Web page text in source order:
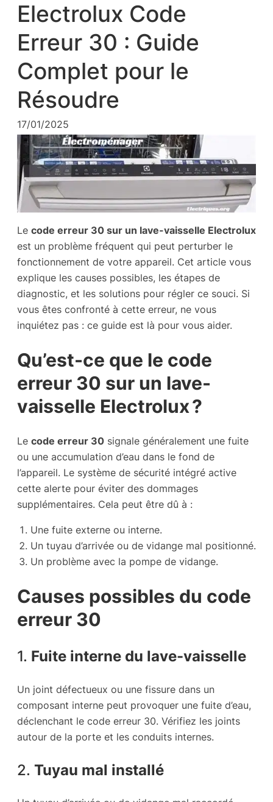
Electrolux Code
Erreur 30 : Guide
Complet pour le
Résoudre
17/01/2025
Le code erreur 30 sur un lave-vaisselle Electrolux
est un problème fréquent qui peut perturber le
fonctionnement de votre appareil. Cet article vous
explique les causes possibles, les étapes de
diagnostic, et les solutions pour régler ce souci. Si
vous êtes confronté à cette erreur, ne vous
inquiétez pas : ce guide est là pour vous aider.
Qu’est-ce que le code
erreur 30 sur un lave-
vaisselle Electrolux ?
Le code erreur 30 signale généralement une fuite
ou une accumulation d’eau dans le fond de
l’appareil. Le système de sécurité intégré active
cette alerte pour éviter des dommages
supplémentaires. Cela peut être dû à :
Une fuite externe ou interne.
Un tuyau d’arrivée ou de vidange mal positionné.
Un problème avec la pompe de vidange.
Causes possibles du code
erreur 30
1. Fuite interne du lave-vaisselle
Un joint défectueux ou une fissure dans un
composant interne peut provoquer une fuite d’eau,
déclenchant le code erreur 30. Vérifiez les joints
autour de la porte et les conduits internes.
2. Tuyau mal installé